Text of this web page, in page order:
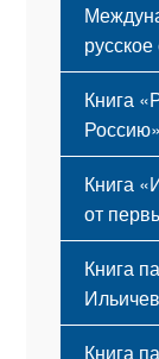
Книга
Россию»
Книга
от
Книга
Книга